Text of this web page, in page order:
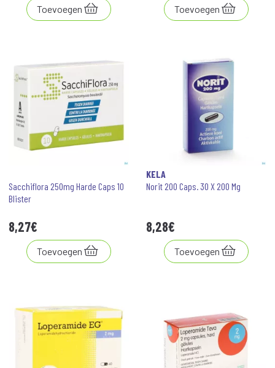
Toevoegen Toevoegen
Sacchiflora 250mg Harde Caps 10
Blister
8,27€
Toevoegen
KELA
Norit 200 Caps. 30 X 200 Mg
8,28€
Toevoegen